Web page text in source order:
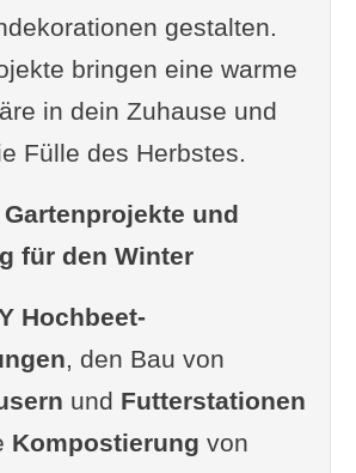
aus Herbstblättern und
sammeln
Laternen für die
gestalten.
bringen eine warme
in dein Zuhause und
Fülle des Herbstes.
und
für den Winter
Hochbeet-
, den Bau von
und Futterstationen
Kompostierung von